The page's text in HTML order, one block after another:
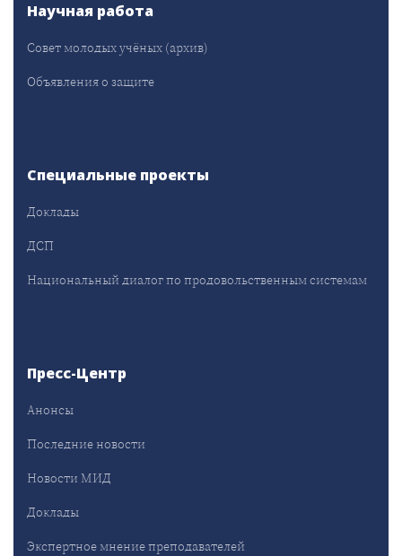
Научная работа
Совет молодых учёных (архив)
Объявления о защите
Специальные проекты
Доклады
ДСП
Национальный диалог по продовольственным системам
Пресс-Центр
Анонсы
Последние новости
Новости МИД
Доклады
Экспертное мнение преподавателей